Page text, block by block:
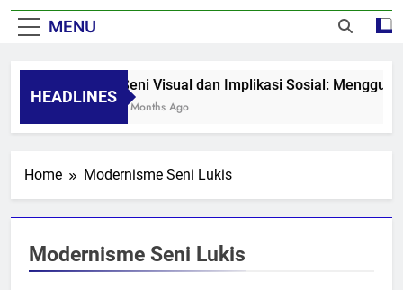
MENU
HEADLINES
Seni Visual dan Implikasi Sosial:
8 Months Ago
Home Modernisme Seni Lukis
Modernisme Seni Lukis